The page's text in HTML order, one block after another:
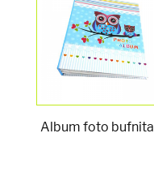
Album foto bufnita